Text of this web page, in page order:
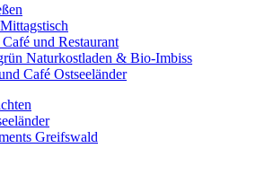
und Restaurant
Naturkostladen & Bio-Imbiss
Café Ostseeländer
Greifswald